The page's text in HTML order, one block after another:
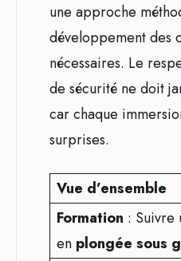
une approche
développement des
nécessaires. Le
de sécurité ne doit
car chaque
surprises.
Vue d’ensemble
Formation : Suivre
en plongée sous